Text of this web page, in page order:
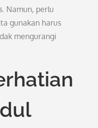
Namun, perlu
gunakan harus
mengurangi